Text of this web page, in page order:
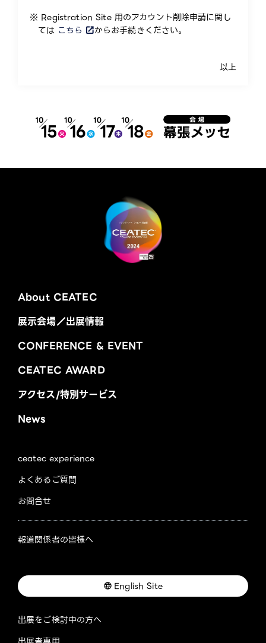
※ Registration Site 用のアカウント削除申請に関し
ては こちら からお手続きください。
以上
About CEATEC
展示会場／出展情報
CONFERENCE & EVENT
CEATEC AWARD
アクセス/特別サービス
News
ceatec experience
よくあるご質問
お問合せ
報道関係者の皆様へ
English Site
出展をご検討中の方へ